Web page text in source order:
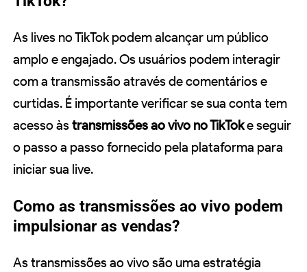
As lives no TikTok podem alcançar um público
amplo e engajado. Os usuários podem interagir
com a transmissão através de comentários e
curtidas. É importante verificar se sua conta tem
acesso àstransmissões ao vivo no TikToke seguir
o passo a passo fornecido pela plataforma para
iniciar sua live.
Como as transmissões ao vivo podem
impulsionar as vendas?
As transmissões ao vivo são uma estratégia